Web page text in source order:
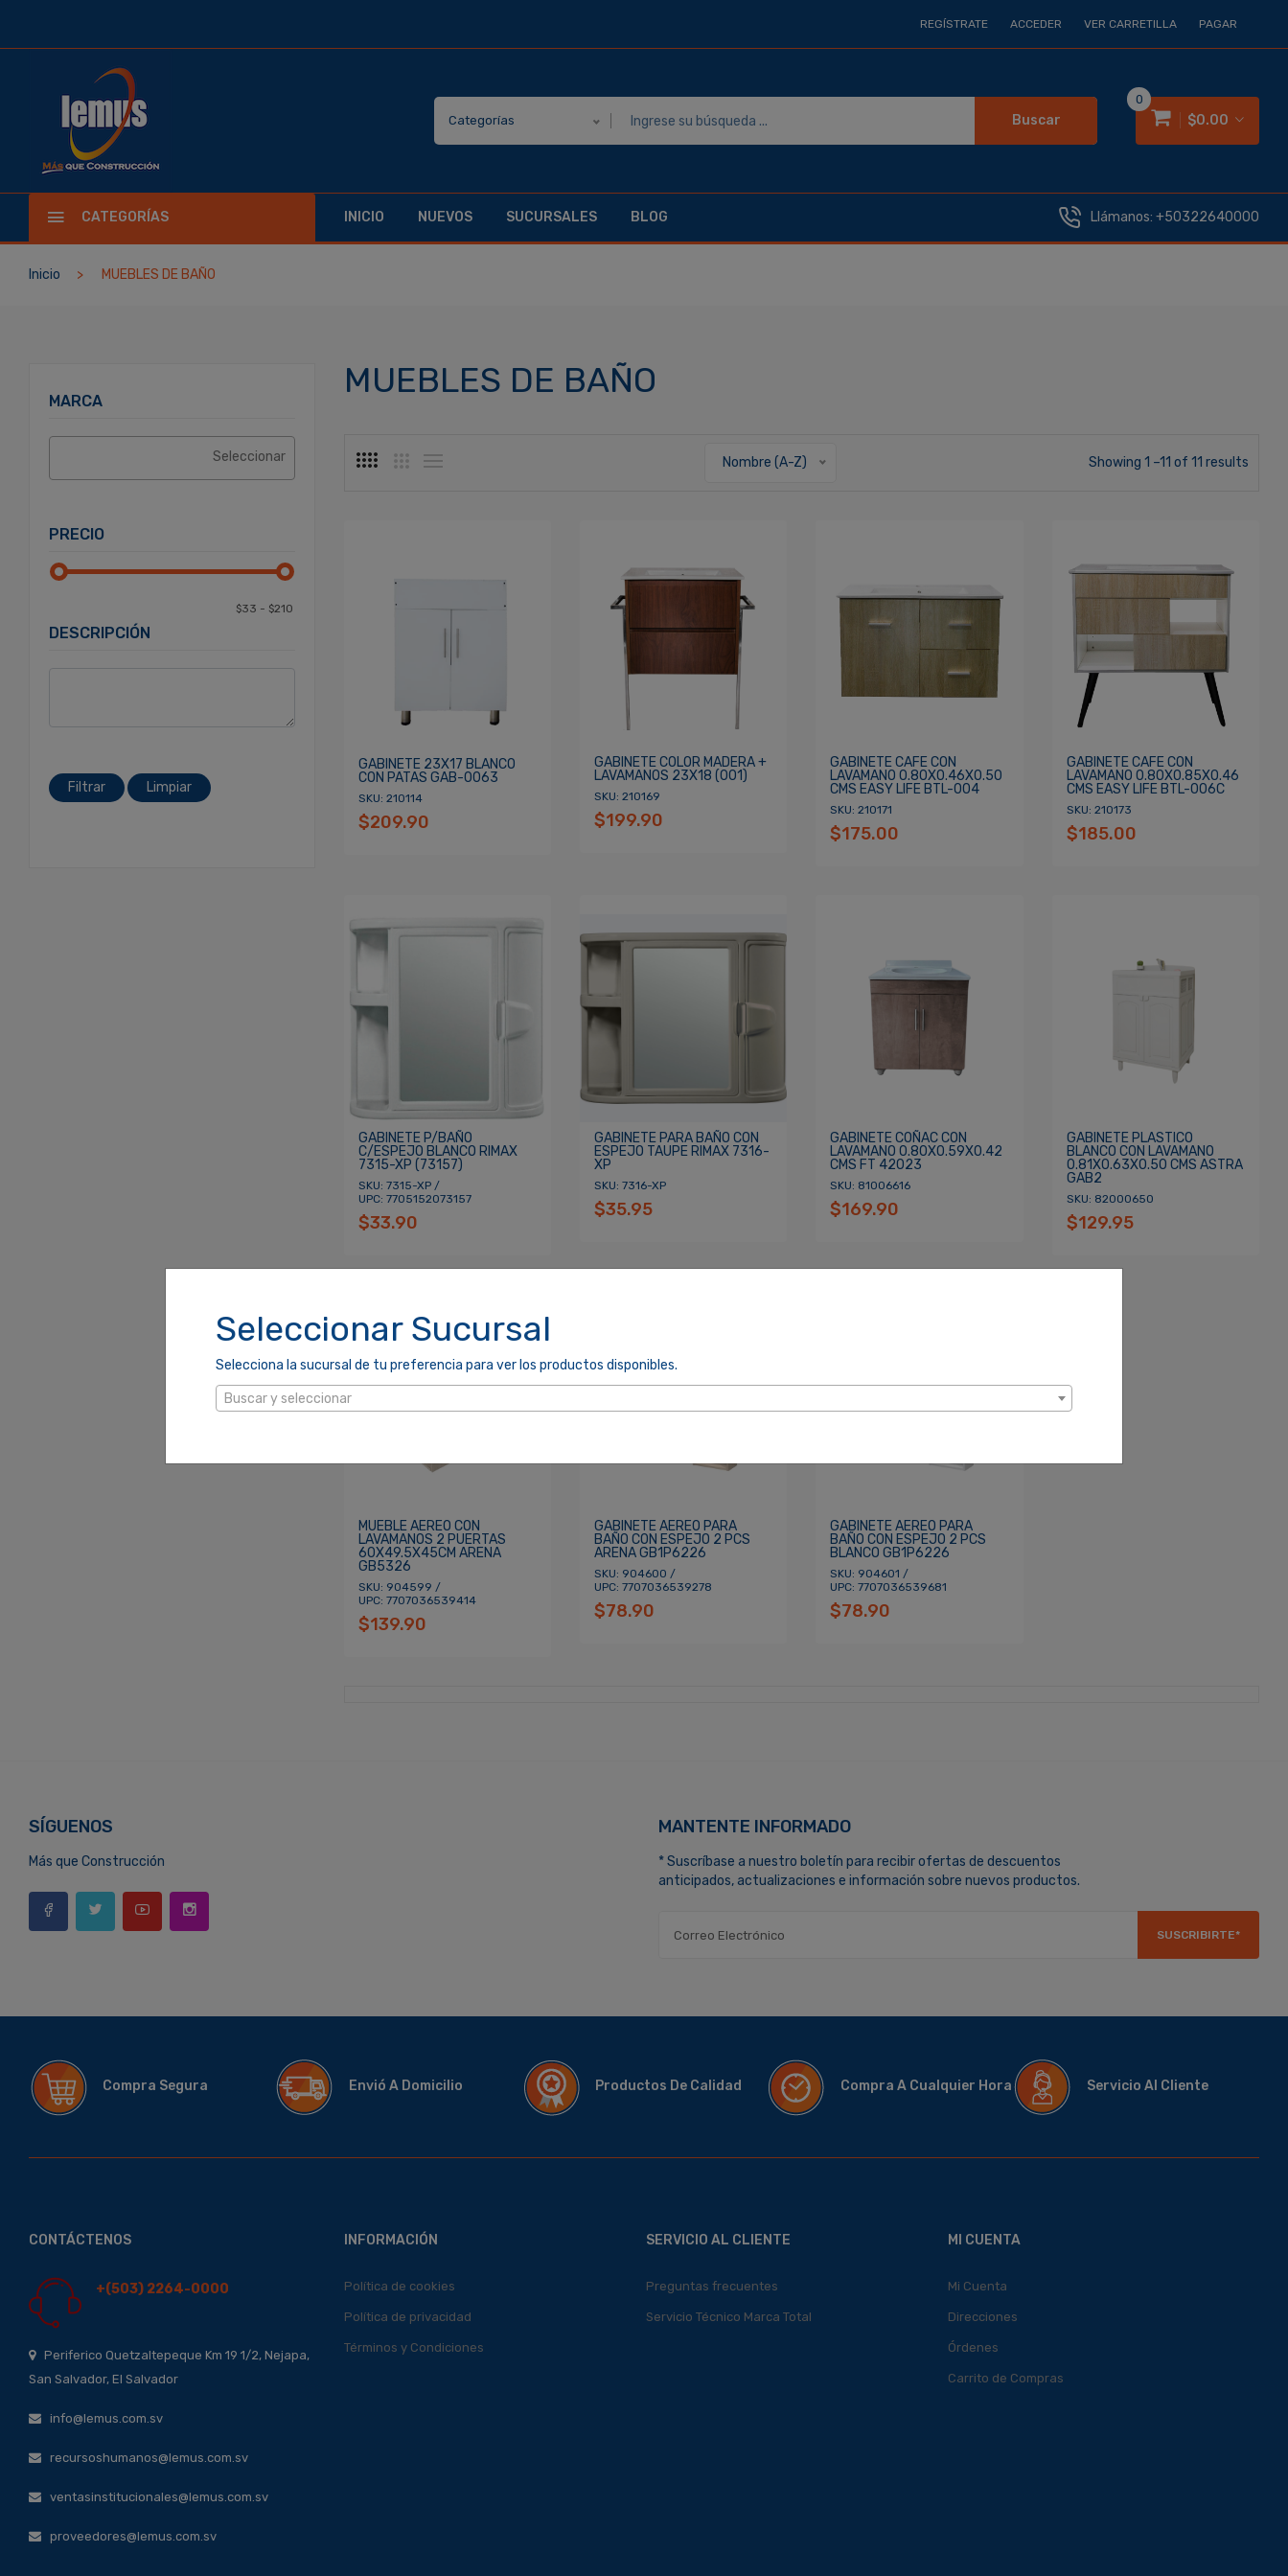
Seleccionar Sucursal
Selecciona la sucursal de tu preferencia para ver los productos disponibles.
Buscar y seleccionar
REGÍSTRATE ACCEDER VER CARRETILLA PAGAR
Categorías Buscar $0.00
0
CATEGORÍAS INICIO NUEVOS SUCURSALES BLOG Llámanos: +50322640000
Inicio MUEBLES DE BAÑO
MARCA
PRECIO
DESCRIPCIÓN
Filtrar Limpiar
MUEBLES DE BAÑO
Nombre (A-Z) Showing 1 –11 of 11 results
GABINETE 23X17 BLANCO
CON PATAS GAB-0063
SKU: 210114
$209.90
GABINETE COLOR MADERA +
LAVAMANOS 23X18 (001)
SKU: 210169
$199.90
GABINETE CAFE CON
LAVAMANO 0.80X0.46X0.50
CMS EASY LIFE BTL-004
SKU: 210171
$175.00
GABINETE CAFE CON
LAVAMANO 0.80X0.85X0.46
CMS EASY LIFE BTL-006C
SKU: 210173
$185.00
GABINETE P/BAÑO
C/ESPEJO BLANCO RIMAX
7315-XP (73157)
SKU: 7315-XP /
UPC: 7705152073157
$33.90
GABINETE PARA BAÑO CON
ESPEJO TAUPE RIMAX 7316-
XP
SKU: 7316-XP
$35.95
GABINETE COÑAC CON
LAVAMANO 0.80X0.59X0.42
CMS FT 42023
SKU: 81006616
$169.90
GABINETE PLASTICO
BLANCO CON LAVAMANO
0.81X0.63X0.50 CMS ASTRA
GAB2
SKU: 82000650
$129.95
MUEBLE AEREO CON
LAVAMANOS 2 PUERTAS
60X49.5X45CM ARENA
GB5326
SKU: 904599 /
UPC: 7707036539414
$139.90
GABINETE AEREO PARA
BAÑO CON ESPEJO 2 PCS
ARENA GB1P6226
SKU: 904600 /
UPC: 7707036539278
$78.90
GABINETE AEREO PARA
BAÑO CON ESPEJO 2 PCS
BLANCO GB1P6226
SKU: 904601 /
UPC: 7707036539681
$78.90
SÍGUENOS
Más que Construcción
MANTENTE INFORMADO
* Suscríbase a nuestro boletín para recibir ofertas de descuentos
anticipados, actualizaciones e información sobre nuevos productos.
SUSCRIBIRTE*
Compra Segura Envió A Domicilio Productos De Calidad Compra A Cualquier Hora Servicio Al Cliente
CONTÁCTENOS
+(503) 2264-0000
Periferico Quetzaltepeque Km 19 1/2, Nejapa,
San Salvador, El Salvador
info@lemus.com.sv
recursoshumanos@lemus.com.sv
ventasinstitucionales@lemus.com.sv
proveedores@lemus.com.sv
INFORMACIÓN
Política de cookies
Política de privacidad
Términos y Condiciones
SERVICIO AL CLIENTE
Preguntas frecuentes
Servicio Técnico Marca Total
MI CUENTA
Mi Cuenta
Direcciones
Órdenes
Carrito de Compras